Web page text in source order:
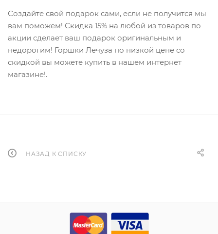
Создайте свой подарок сами, если не получится мы
вам поможем! Скидка 15% на любой из товаров по
акции сделает ваш подарок оригинальным и
недорогим! Горшки Лечуза по низкой цене со
скидкой вы можете купить в нашем интернет
магазине!.
НАЗАД К СПИСКУ